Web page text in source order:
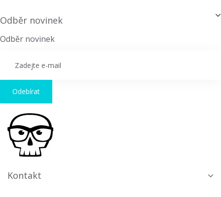
Odběr novinek
Odběr novinek
Odebírat
Kontakt